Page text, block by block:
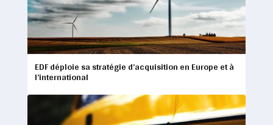
EDF déploie sa stratégie d’acquisition en Europe et à
l’international